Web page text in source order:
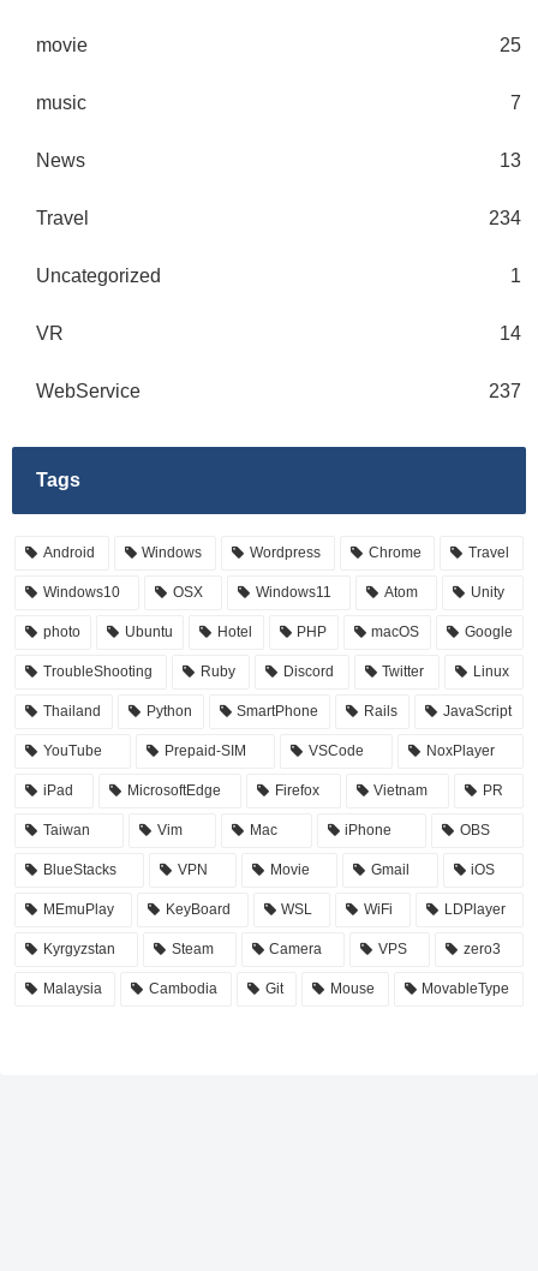
movie 25
music 7
News 13
Travel 234
Uncategorized 1
VR 14
WebService 237
Tags
Android Windows Wordpress Chrome Travel
Windows10 OSX Windows11 Atom Unity
photo Ubuntu Hotel PHP macOS Google
TroubleShooting Ruby Discord Twitter Linux
Thailand Python SmartPhone Rails JavaScript
YouTube Prepaid-SIM VSCode NoxPlayer
iPad MicrosoftEdge Firefox Vietnam PR
Taiwan Vim Mac iPhone OBS
BlueStacks VPN Movie Gmail iOS
MEmuPlay KeyBoard WSL WiFi LDPlayer
Kyrgyzstan Steam Camera VPS zero3
Malaysia Cambodia Git Mouse MovableType